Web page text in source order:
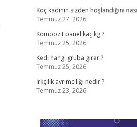
Koç kadının sizden hoşlandığını
Temmuz 27, 2026
Kompozit panel kaç kg ?
Temmuz 25, 2026
Kedi hangi gruba girer ?
Temmuz 25, 2026
Irkçılık ayrımcılığı nedir ?
Temmuz 23, 2026